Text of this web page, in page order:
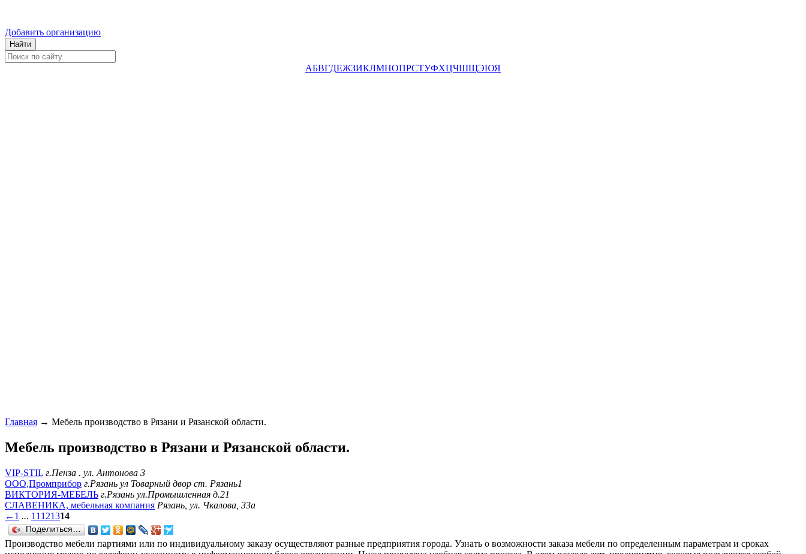
Добавить организацию
АБВГДЕЖЗИКЛМНОПРСТУФХЦЧШЩЭЮЯ
Главная → Мебель производство в Рязани и Рязанской области.
Мебель производство в Рязани и Рязанской области.
VIP-STIL г.Пенза . ул. Антонова 3
OOO,Промприбор г.Рязань ул Товарный двор ст. Рязань1
ВИКТОРИЯ-МЕБЕЛЬ г.Рязань ул.Промышленная д.21
СЛАВЕНИКА, мебельная компания Рязань, ул. Чкалова, 33а
← 1 ... 11 121314
Поделиться…
Производство мебели партиями или по индивидуальному заказу осуществляют разные предприятия города. Узнать о возможности заказа мебели по определенным параметрам и сроках